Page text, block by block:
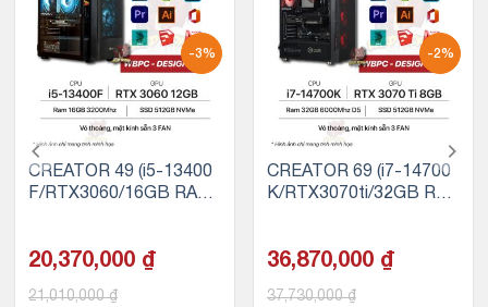
-3%
CREATOR 49 (i5-13400
F/RTX3060/16GB RAM/
20,370,000 ₫
21,010,000₫
-2%
CREATOR 69 (i7-14700
K/RTX3070ti/32GB RA
36,870,000 ₫
37,730,000₫